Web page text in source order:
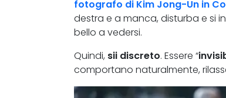
fotografo di Kim Jong-Un in
destra e a manca, disturba e si
bello a vedersi.
Quindi, sii discreto. Essere “
comportano naturalmente,